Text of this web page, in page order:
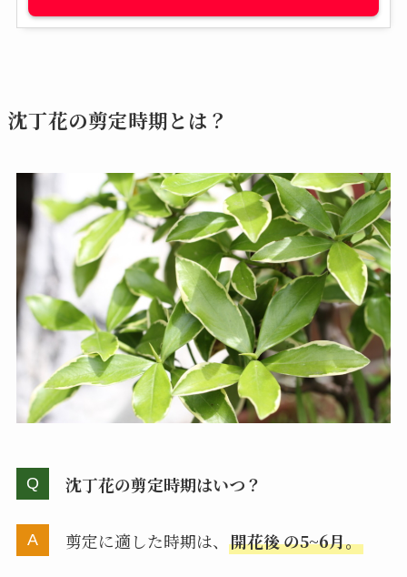
沈丁花の剪定時期とは？
沈丁花の剪定時期はいつ？
剪定に適した時期は、 開花後の5~6月。